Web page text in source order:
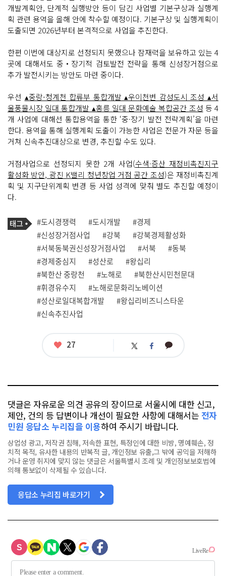
개발계획안, 단계적 실행방안 등이 담긴 사업별 기본구상과 실행계
획 관련 용역을 올해 안에 착수할 예정이다. 기본구상 및 실행계획이
도출되면 2026년부터 본격적으로 사업을 추진한다.
한편 이번에 대상지로 선정되지 못했으나 잠재력을 보유하고 있는 4
곳에 대해서도 중‧장기적 검토발전 전략을 통해 신성장거점으로
추가 발전시키는 방안도 마련 중이다.
우선 ▴중랑‧청계천 합류부 통합개발 ▴우이천변 감성도시 조성 ▴서
울풍물시장 일대 통합개발 ▴홍릉 일대 문화예술 복합공간 조성 등 4
개 사업에 대해선 통합용역을 통한 ‘중·장기 발전 전략계획’을 마련
한다. 용역을 통해 실행계획 도출이 가능한 사업은 전문가 자문 등을
거쳐 신속추진대상으로 변경, 추진할 수도 있다.
거점사업으로 선정되지 못한 2개 사업(수색·증산 재정비촉진지구
활성화 방안, 광진 K밸리 청년창업 거점 공간 조성)은 재정비촉진계
획 및 지구단위계획 변경 등 사업 성격에 맞춰 별도 추진할 예정이
다.
기
사
관
련
태
그
태
그
#도시경쟁력 #도시개발
#경제
#신성장거점사업
#강북
#강북경제활성화
#서북동북권신성장거점사업
#서북
#동북
#경제중심지
#성산로
#왕십리
#북한산 중랑천
#노해로
#북한산시민천문대
#휘경유수지
#노해로문화리노베이션
#성산로일대복합개발
#왕십리비즈니스타운
#신속추진사업
좋
27 트 페 카
댓글은 자유로운 의견 공유의 장이므로 서울시에 대한 신고,
제안, 건의 등 답변이나 개선이 필요한 사항에 대해서는 전자
민원 응답소 누리집을 이용하여 주시기 바랍니다.
상업성 광고, 저작권 침해, 저속한 표현, 특정인에 대한 비방, 명예훼손, 정
치적 목적, 유사한 내용의 반복적 글, 개인정보 유출,그 밖에 공익을 저해하
거나 운영 취지에 맞지 않는 댓글은 서울특별시 조례 및 개인정보보호법에
의해 통보없이 삭제될 수 있습니다.
응답소 누리집 바로가기